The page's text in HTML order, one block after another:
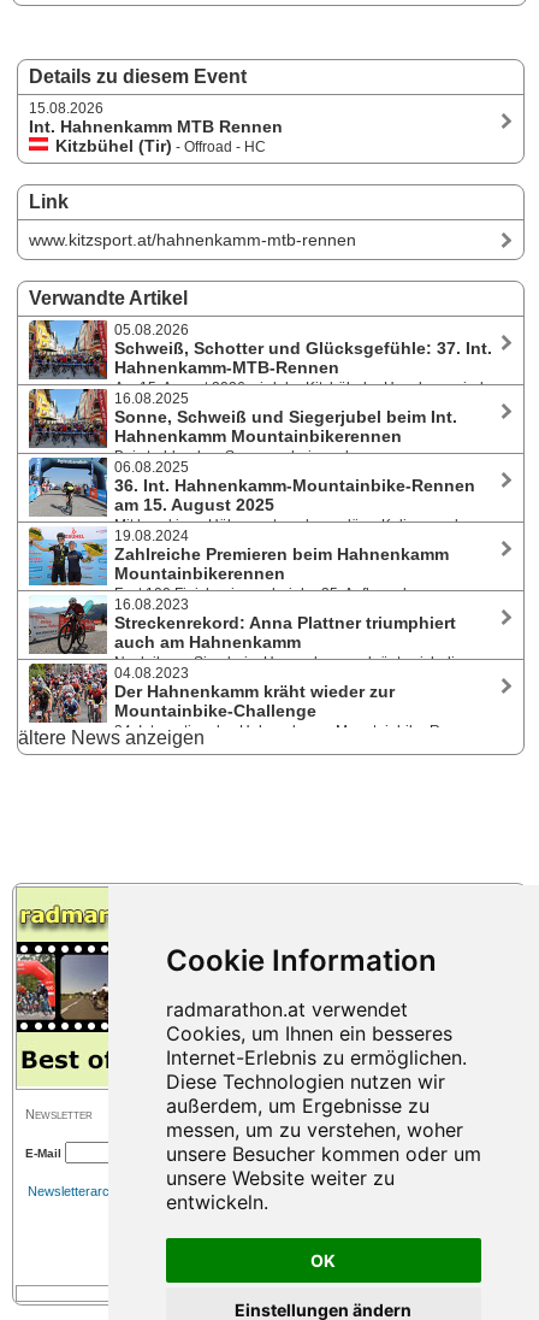
OK
Einstellungen ändern
Details zu diesem Event
15.08.2026
Int. Hahnenkamm MTB Rennen
Kitzbühel (Tir) - Offroad - HC
Link
www.kitzsport.at/hahnenkamm-mtb-rennen
Verwandte Artikel
05.08.2026
Schweiß, Schotter und Glücksgefühle: 37. Int.
Hahnenkamm-MTB-Rennen
Am 15. August 2026 wird der Kitzbüheler Hausberg wieder
zur Bühne eines echten Mountainbike-Klassikers: 9 Kilometer, 940
Höhenmeter und jede Menge Herzklopfen für alle, die sich lieber „up“-
strampeln als downhillen. Anmeldung läuft noch bis 13. August.
16.08.2025
Sonne, Schweiß und Siegerjubel beim Int.
Hahnenkamm Mountainbikerennen
Bei strahlendem Sonnenschein und warmen
Temperaturen kämpften sich 80 Teilnehmer:innen bei der 36. Auflage
des Bergrennens am 15. August 2025 in Kitzbühel hinauf zur
Bergstation Walde. Jakob Reiter und Julia Sörgel waren die
Tagesschnellsten.
06.08.2025
36. Int. Hahnenkamm-Mountainbike-Rennen
am 15. August 2025
Mit knackigen Höhenmetern, legendärer Kulisse und
mitreißender Stimmung verspricht das Traditionsrennen auf den
Kitzbüheler Hausberg auch in diesem Jahr ein echtes Highlight im
Radrennkalender zu werden. Die Anmeldung ist noch geöffnet.
19.08.2024
Zahlreiche Premieren beim Hahnenkamm
Mountainbikerennen
Fast 100 Finisher:innen bei der 35. Auflage des
Bergrennens in Kitzbühel. Bei heißen Temperaturen gab es am 15.
August 2024 heiße Kämpfe. Daniel Eichmair kürte sich erstmals zum
Hahnenkamm-Triumphator, Julia Sörgel kehrte auf das oberste
Siegertreppchen zurück.
16.08.2023
Streckenrekord: Anna Plattner triumphiert
auch am Hahnenkamm
Nach ihrem Sieg beim Hornradrennen krönte sich die
Tirolerin beim Hahnenkamm-Mountainbikerennen am 15. August 2023
mit einer Fabelzeit auch zur Tiroler Hillclimb-Meisterin. Bei den Herren
siegte bereits zum vierten Mal der „(Ost-)Tiroler Finne“ Toni Tähti.
04.08.2023
Der Hahnenkamm kräht wieder zur
Mountainbike-Challenge
34. Internationales Hahnenkamm Mountainbike-Rennen
am 15. August 2023. Der veranstaltende Sportverein Kitzsport lädt auch
ältere News anzeigen
Newsletter
E-Mail
Newsletterarchiv